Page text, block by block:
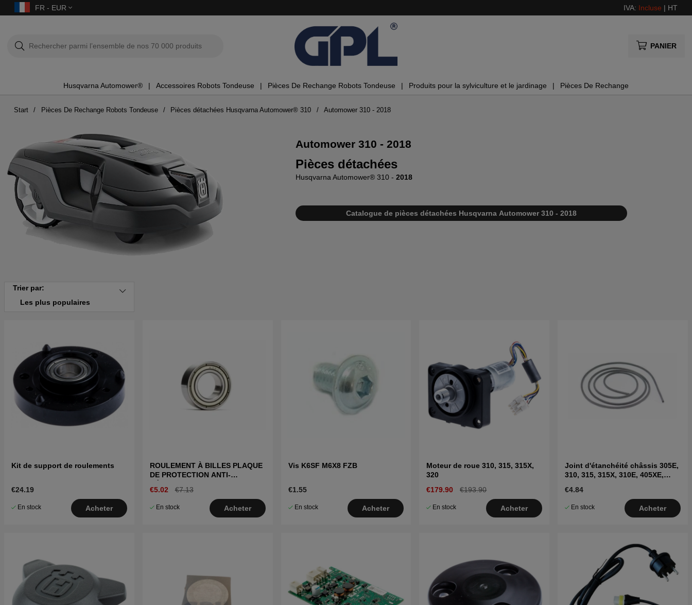
FR - EUR IVA: Incluse | HT
PANIER
Husqvarna Automower® Accessoires Robots Tondeuse Pièces De Rechange Robots Tondeuse Produits pour la sylviculture et le jardinage Pièces De Rechange
Start Pièces De Rechange Robots Tondeuse Pièces détachées Husqvarna Automower® 310 Automower 310 - 2018
Automower 310 - 2018
Pièces détachées
Husqvarna Automower® 310 - 2018
Catalogue de pièces détachées Husqvarna Automower 310 - 2018
Trier par:
Les plus populaires
Kit de support de roulements
€24.19
En stock Acheter
ROULEMENT À BILLES PLAQUE
DE PROTECTION ANTI-
€5.02 €7.13
En stock Acheter
Vis K6SF M6X8 FZB
€1.55
En stock Acheter
Moteur de roue 310, 315, 315X,
320
€179.90
€193.90
En stock Acheter
Joint d'étanchéité châssis 305E,
310, 315, 315X, 310E, 405XE,
€4.84
En stock Acheter